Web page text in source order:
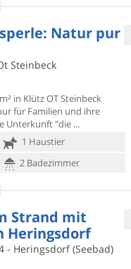
Natur pur
Steinbeck
in Klütz OT Steinbeck
für Familien und ihre
Unterkunft "die
1 Haustier
2 Badezimmer
Strand mit
Heringsdorf
- Heringsdorf (Seebad)